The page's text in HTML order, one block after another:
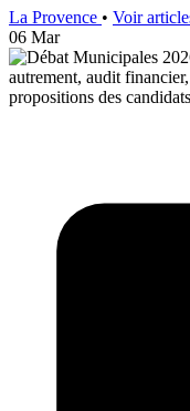
La Provence • Voir
06 Mar